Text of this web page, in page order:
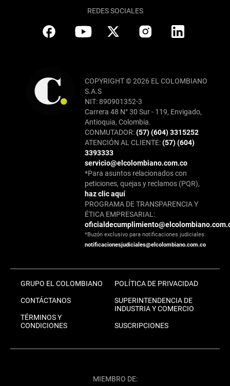
REDES SOCIALES
COPYRIGHT © 2026 EL COLOMBIANO
S.A.S
NIT: 890901352-3
Carrera 48 N° 30 Sur - 119, Envigado,
Antioquia, Colombia.
CONMUTADOR:(57) (604) 3315252
ATENCIÓN AL CLIENTE:(57) (604)
3393333
servicio@elcolombiano.com.co
*Para asuntos relacionados con
peticiones, quejas y reclamos (PQR),
haz clic aquí
PROGRAMA DE TRANSPARENCIA Y
ÉTICA EMPRESARIAL:
*Buzón exclusivo para notificaciones judiciales:
notificacionesjudiciales@elcolombiano.com.co
GRUPO EL COLOMBIANO
CONTÁCTANOS
TÉRMINOS Y
CONDICIONES
POLÍTICA DE PRIVACIDAD
SUPERINTENDENCIA DE
INDUSTRIA Y COMERCIO
SUSCRIPCIONES
MIEMBRO DE: